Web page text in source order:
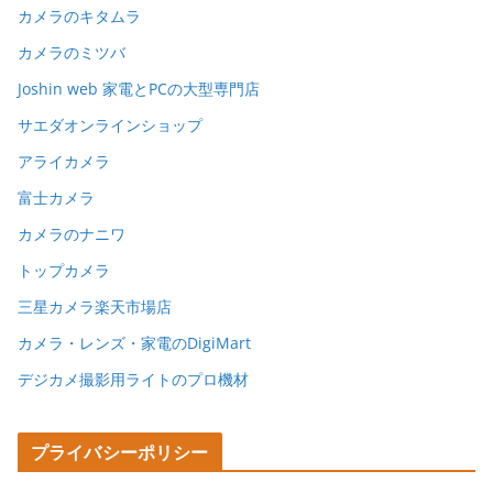
カメラのキタムラ
カメラのミツバ
Joshin web 家電とPCの大型専門店
サエダオンラインショップ
アライカメラ
富士カメラ
カメラのナニワ
トップカメラ
三星カメラ楽天市場店
カメラ・レンズ・家電のDigiMart
デジカメ撮影用ライトのプロ機材
プライバシーポリシー